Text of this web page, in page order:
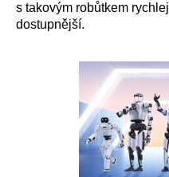
s takovým robůtkem
dostupnější.